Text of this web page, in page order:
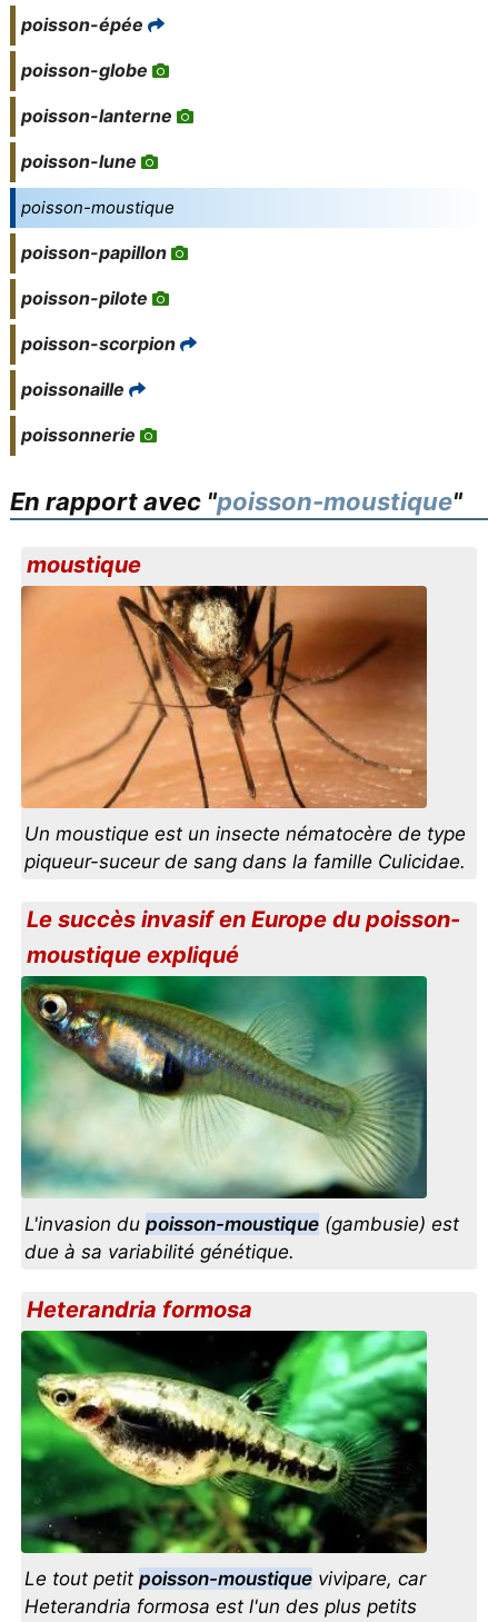
poisson-épée
poisson-globe
poisson-lanterne
poisson-lune
poisson-moustique
poisson-papillon
poisson-pilote
poisson-scorpion
poissonaille
poissonnerie
En rapport avec "poisson-moustique"
moustique
Un moustique est un insecte nématocère de type
piqueur-suceur de sang dans la famille Culicidae.
Le succès invasif en Europe du poisson-
moustique expliqué
L'invasion dupoisson-moustique (gambusie) est
due à sa variabilité génétique.
Heterandria formosa
Le tout petitpoisson-moustique vivipare, car
Heterandria formosa est l'un des plus petits